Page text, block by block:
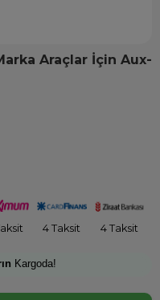
Araçlar İçin Aux-
4 Taksit 4 Taksit
Kargoda!